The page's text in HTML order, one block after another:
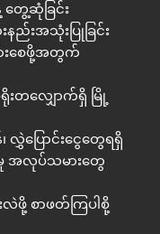
တွေ့ဆုံခြင်း
ည်းအသုံးပြုခြင်း
ားစေဖို့အတွက်
တလျှောက်ရှိ မြို့
လွှဲပြောင်းငွေတွေရရှိ
အလုပ်သမားတွေ
ဖို့ စာဖတ်ကြပါစို့